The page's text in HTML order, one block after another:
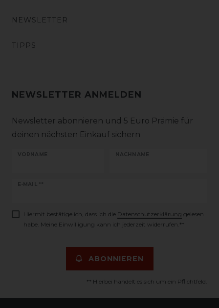
NEWSLETTER
TIPPS
NEWSLETTER ANMELDEN
Newsletter abonnieren und 5 Euro Prämie für
deinen nächsten Einkauf sichern
VORNAME NACHNAME
E-MAIL **
Newsletter
Hiermit bestätige ich, dass ich die Daten­schutz­erklärung gelesen
habe. Meine Einwilligung kann ich jederzeit widerrufen.**
ABONNIEREN
** Hierbei handelt es sich um ein Pflichtfeld.